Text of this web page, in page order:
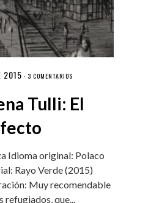
2015 · 3 COMENTARIOS
Tulli: El
Idioma original: Polaco
Rayo Verde (2015)
Muy recomendable
refugiados, que...